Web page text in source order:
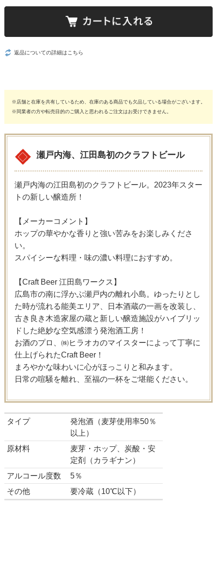
返品についての詳細はこちら
※店舗と在庫を共有しているため、在庫のある商品でも欠品している場合がございます。
※同業者の方や転売目的のご購入と思われるご注文はお受けできません。
瀬戸内海、江田島初のクラフトビール
瀬戸内海の江田島初のクラフトビール。2023年スター
トの新しい醸造所！
【メーカーコメント】
ホップの華やかな香りと強い苦みをお楽しみくださ
い。
スパイシーな料理・味の濃い料理におすすめ。
【Craft Beer 江田島ワークス】
広島市の南に浮かぶ瀬戸内の離れ小島。ゆったりとし
た時が流れる能美エリア、日本酒蔵の一画を改装し、
古き良き木造家屋の蔵と新しい醸造施設がハイブリッ
ドした絶妙な空気感漂う発泡酒工房！
お酒のプロ、㈱ヒラオカのマイスターによって丁寧に
仕上げられたCraft Beer！
まろやかな味わいに心がほっこりと和みます。
日常の喧騒を離れ、至福の一杯をご堪能ください。
タイプ
発泡酒（麦芽使用率50％
以上）
原材料
麦芽・ホップ、炭酸・安
定剤（カラギナン）
アルコール度数
5％
その他
要冷蔵（10℃以下）